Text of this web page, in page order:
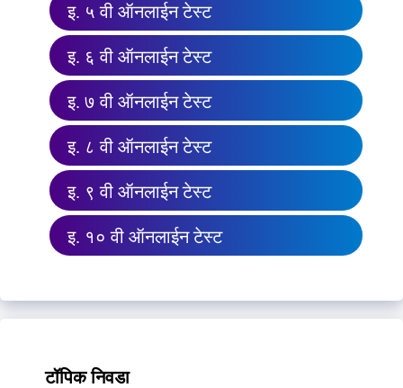
इ. ५ वी ऑनलाईन टेस्ट
इ. ६ वी ऑनलाईन टेस्ट
इ. ७ वी ऑनलाईन टेस्ट
इ. ८ वी ऑनलाईन टेस्ट
इ. ९ वी ऑनलाईन टेस्ट
इ. १० वी ऑनलाईन टेस्ट
टॉपिक निवडा